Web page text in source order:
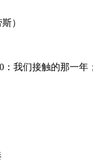
）
：我们接触的那一